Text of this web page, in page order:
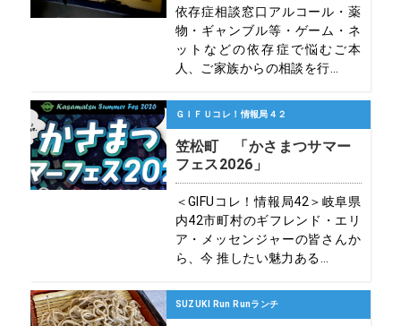
依存症相談窓口アルコール・薬
物・ギャンブル等・ゲーム・ネ
ットなどの依存症で悩むご本
人、ご家族からの相談を行...
ＧＩＦＵコレ！情報局４２
笠松町 「かさまつサマー
フェス2026」
＜GIFUコレ！情報局42＞岐阜県
内42市町村のギフレンド・エリ
ア・メッセンジャーの皆さんか
ら、今 推したい魅力ある...
SUZUKI Run Runランチ